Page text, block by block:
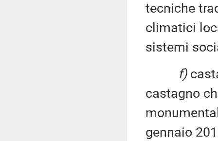
tecniche
climatici
sistemi
f)
castagno
gennaio